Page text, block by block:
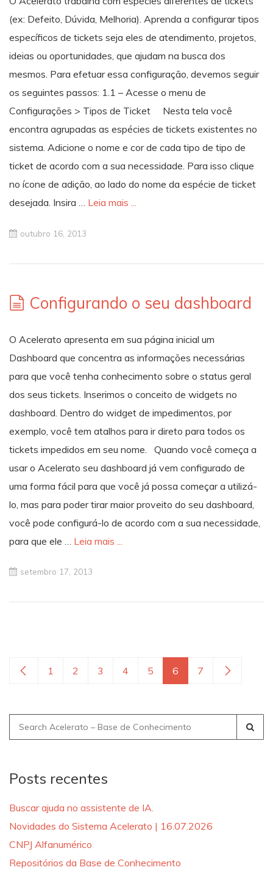
(ex: Defeito, Dúvida, Melhoria). Aprenda a configurar tipos
específicos de tickets seja eles de atendimento, projetos,
ideias ou oportunidades, que ajudam na busca dos
mesmos. Para efetuar essa configuração, devemos seguir
os seguintes passos: 1.1 – Acesse o menu de
Configurações > Tipos de Ticket Nesta tela você
encontra agrupadas as espécies de tickets existentes no
sistema. Adicione o nome e cor de cada tipo de tipo de
ticket de acordo com a sua necessidade. Para isso clique
no ícone de adição, ao lado do nome da espécie de ticket
desejada. Insira … Leia mais ...
outubro 16, 2013
Configurando o seu dashboard
O Acelerato apresenta em sua página inicial um
Dashboard que concentra as informações necessárias
para que você tenha conhecimento sobre o status geral
dos seus tickets. Inserimos o conceito de widgets no
dashboard. Dentro do widget de impedimentos, por
exemplo, você tem atalhos para ir direto para todos os
tickets impedidos em seu nome. Quando você começa a
usar o Acelerato seu dashboard já vem configurado de
uma forma fácil para que você já possa começar a utilizá-
lo, mas para poder tirar maior proveito do seu dashboard,
você pode configurá-lo de acordo com a sua necessidade,
para que ele … Leia mais ...
setembro 17, 2013
1 2 3 4 5 6 7
Search
for:
Posts recentes
Buscar ajuda no assistente de IA.
Novidades do Sistema Acelerato | 16.07.2026
CNPJ Alfanumérico
Repositórios da Base de Conhecimento